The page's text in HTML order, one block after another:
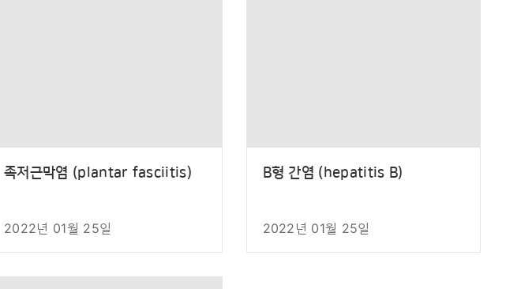
족저근막염 (plantar fasciitis)
2022년 01월 25일
B형 간염 (hepatitis B)
2022년 01월 25일